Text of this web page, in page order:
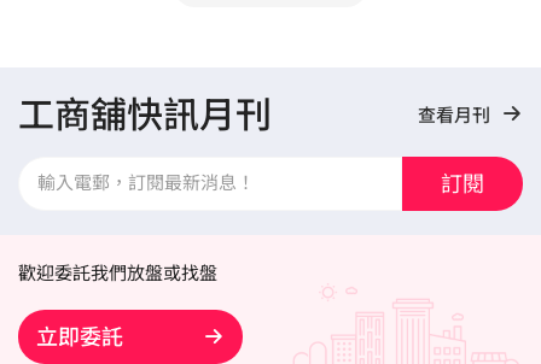
工商舖快訊月刊 查看月刊
訂閱
歡迎委託我們放盤或找盤
立即委託